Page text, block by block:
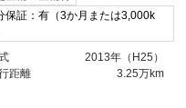
保証：有（3か月または3,000k
2013年（H25）
距離
3.25万km